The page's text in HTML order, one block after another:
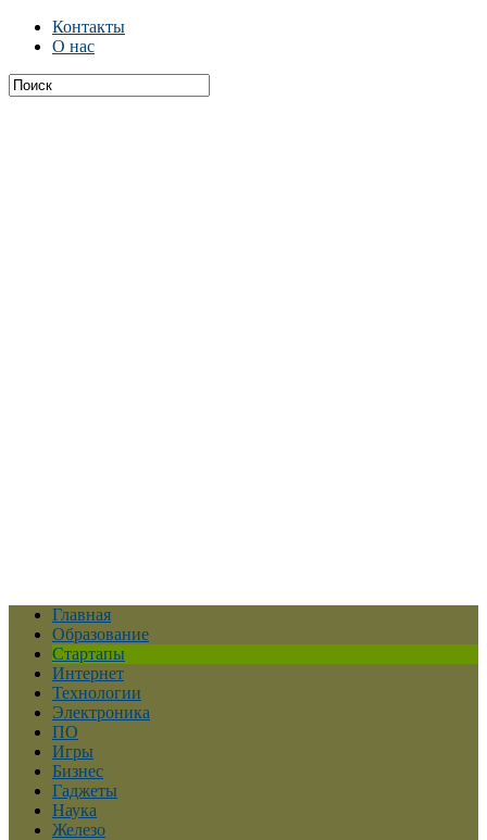
Контакты
О нас
Главная
Образование
Стартапы
Интернет
Технологии
Электроника
ПО
Игры
Бизнес
Гаджеты
Наука
Железо